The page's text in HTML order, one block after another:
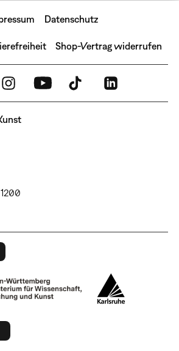
Datenschutz
Shop-Vertrag widerrufen